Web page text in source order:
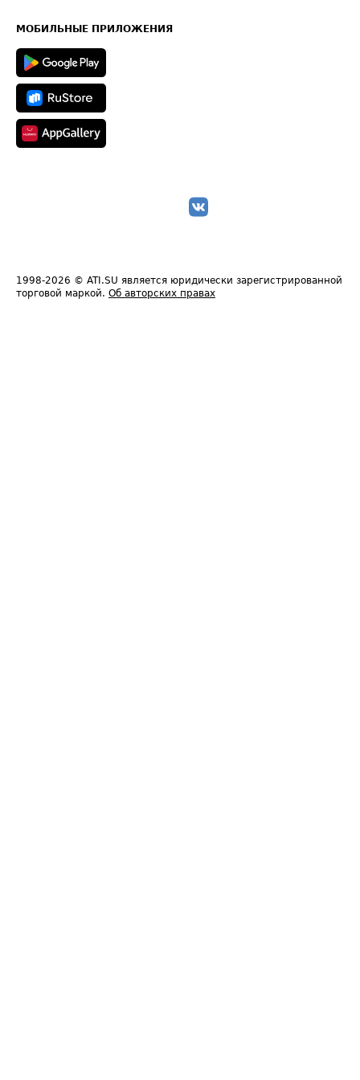
Техническая информация
МОБИЛЬНЫЕ ПРИЛОЖЕНИЯ
1998-2026 © ATI.SU является юридически зарегистрированной
торговой маркой. Об авторских правах